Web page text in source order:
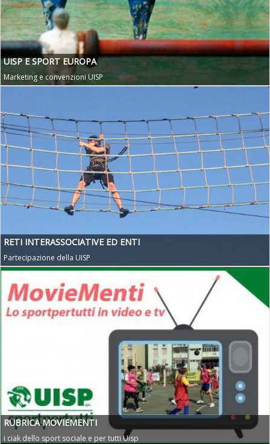
UISP E SPORT EUROPA
Marketing e convenzioni UISP
RETI INTERASSOCIATIVE ED ENTI
Partecipazione della UISP
RUBRICA MOVIEMENTI
i ciak dello sport sociale e per tutti Uisp